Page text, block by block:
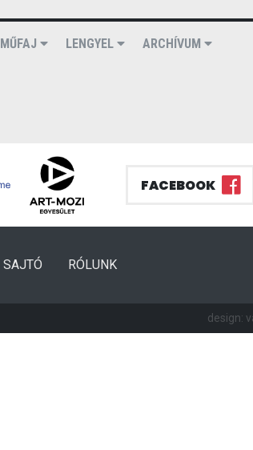
MŰFAJ LENGYEL ARCHÍVUM
FACEBOOK
SAJTÓ RÓLUNK
design: